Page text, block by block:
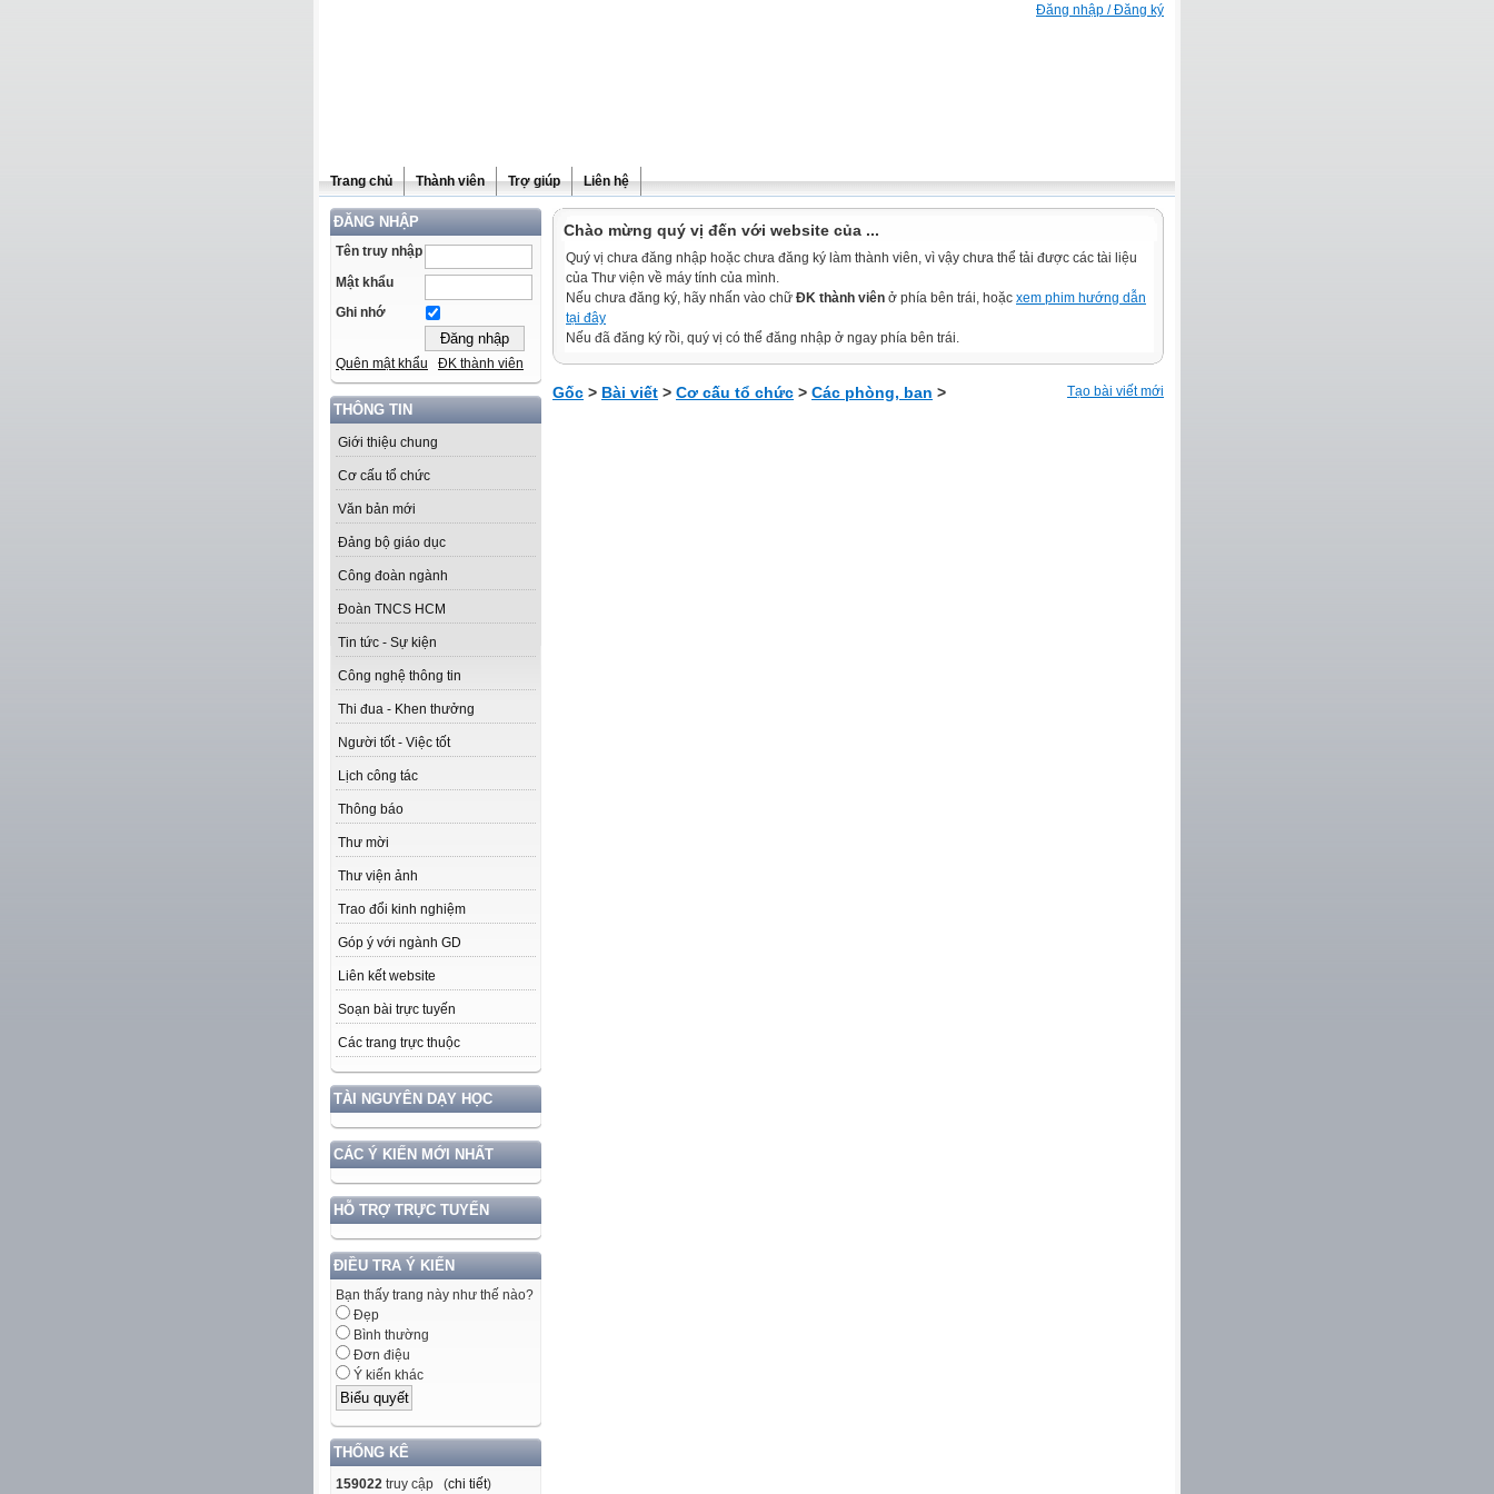
Đăng nhập / Đăng ký
Trang chủ Thành viên Trợ giúp Liên hệ
ĐĂNG NHẬP
Tên truy nhập
Mật khẩu
Ghi nhớ
Quên mật khẩu ĐK thành viên
THÔNG TIN
Giới thiệu chung
Cơ cấu tổ chức
Văn bản mới
Đảng bộ giáo dục
Công đoàn ngành
Đoàn TNCS HCM
Tin tức - Sự kiện
Công nghệ thông tin
Thi đua - Khen thưởng
Người tốt - Việc tốt
Lịch công tác
Thông báo
Thư mời
Thư viện ảnh
Trao đổi kinh nghiệm
Góp ý với ngành GD
Liên kết website
Soạn bài trực tuyến
Các trang trực thuộc
TÀI NGUYÊN DẠY HỌC
CÁC Ý KIẾN MỚI NHẤT
HỖ TRỢ TRỰC TUYẾN
ĐIỀU TRA Ý KIẾN
Bạn thấy trang này như thế nào?
Đẹp
Bình thường
Đơn điệu
Ý kiến khác
THỐNG KÊ
159022 truy cập (chi tiết)
Chào mừng quý vị đến với website của ...
Quý vị chưa đăng nhập hoặc chưa đăng ký làm thành viên, vì vậy chưa thể tải được các tài liệu
của Thư viện về máy tính của mình.
Nếu chưa đăng ký, hãy nhấn vào chữ ĐK thành viên ở phía bên trái, hoặc xem phim hướng dẫn
tại đây
Nếu đã đăng ký rồi, quý vị có thể đăng nhập ở ngay phía bên trái.
Gốc > Bài viết > Cơ cấu tổ chức > Các phòng, ban > Tạo bài viết mới